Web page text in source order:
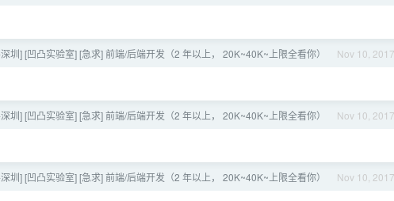
Nov 10, 2017
圳] [凹凸实验室] [急求] 前端/后端开发（2 年以上， 20K~40K~上限全看你）
Nov 10, 2017
圳] [凹凸实验室] [急求] 前端/后端开发（2 年以上， 20K~40K~上限全看你）
Nov 10, 2017
圳] [凹凸实验室] [急求] 前端/后端开发（2 年以上， 20K~40K~上限全看你）